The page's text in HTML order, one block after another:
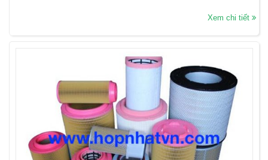
Xem chi tiết